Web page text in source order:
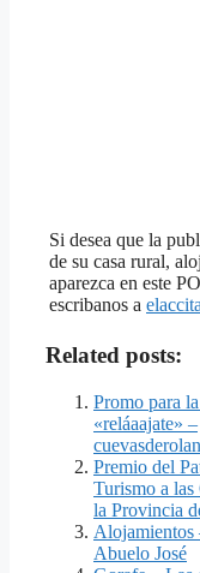
Si desea que la
de su casa rural,
aparezca en este
escribanos a
Related posts:
Promo para
«reláaajate» –
Premio del
Turismo a las
la Provincia
Alojamientos
Abuelo José